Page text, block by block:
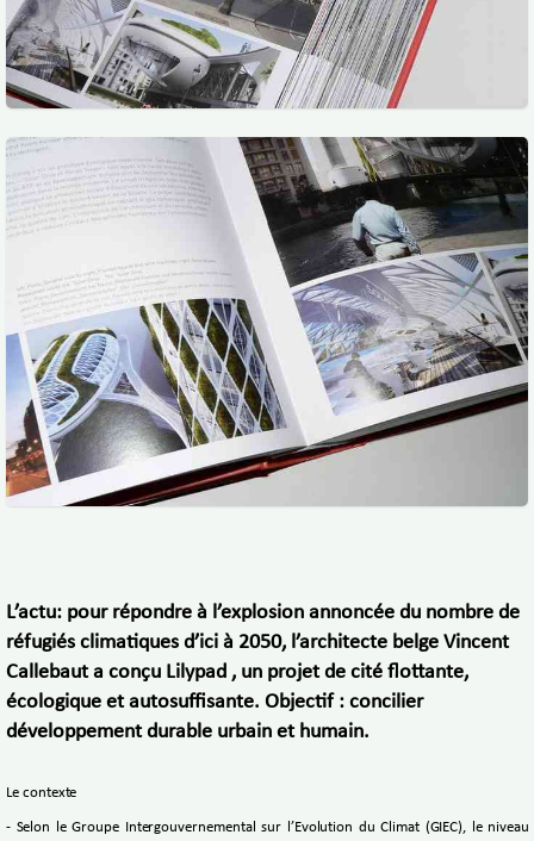
L’actu: pour répondre à l’explosion annoncée du nombre de
réfugiés climatiques d’ici à 2050, l’architecte belge Vincent
Callebaut a conçu Lilypad , un projet de cité flottante,
écologique et autosuffisante. Objectif : concilier
développement durable urbain et humain.
Le contexte
- Selon le Groupe Intergouvernemental sur l’Evolution du Climat (GIEC), le niveau